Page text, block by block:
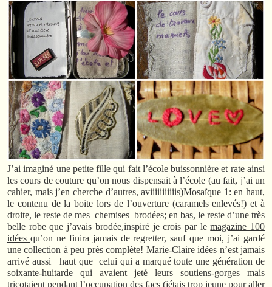
J’ai imaginé une petite fille qui fait l’école buissonnière et rate ainsi
les cours de couture qu’on nous dispensait à l’école (au fait, j’ai un
cahier, mais j’en cherche d’autres, aviiiiiiiiiiis)Mosaïque 1: en haut,
le contenu de la boite lors de l’ouverture (caramels enlevés!) et à
droite, le reste de mes chemises brodées; en bas, le reste d’une très
belle robe que j’avais brodée,inspiré je crois par lemagazine 100
idées qu’on ne finira jamais de regretter, sauf que moi, j’ai gardé
une collection à peu près complète! Marie-Claire idées n’est jamais
arrivé aussi haut que celui qui a marqué toute une génération de
soixante-huitarde qui avaient jeté leurs soutiens-gorges mais
tricotaient pendant l’occupation des facs (jétais trop jeune pour aller